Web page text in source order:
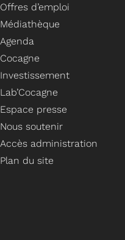
Offres d’emploi
Médiathèque
Agenda
Cocagne
Investissement
Lab’Cocagne
Espace presse
Nous soutenir
Accès administration
Plan du site